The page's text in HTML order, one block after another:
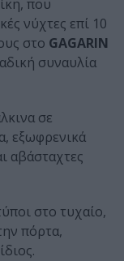
που
νύχτες επί 10
στο GAGARIN
συναυλία
σε
εξωφρενικά
αβάσταχτες
στο τυχαίο,
πόρτα,